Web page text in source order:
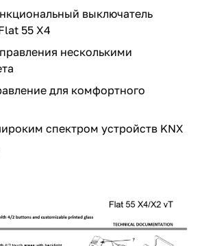
выключатель
55 X4
несколькими
для комфортного
спектром устройств KNX